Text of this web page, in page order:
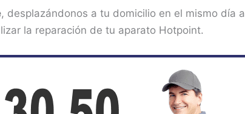
, desplazándonos a tu domicilio en el mismo día a
la reparación de tu aparato Hotpoint.